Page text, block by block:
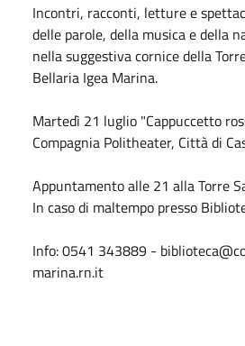
Incontri, racconti, letture e
delle parole, della musica e della
nella suggestiva cornice della
Bellaria Igea Marina.
Martedì 21 luglio "Cappuccetto
Compagnia Politheater, Città di
Appuntamento alle 21 alla Torre
In caso di maltempo presso
Info: 0541 343889 -
marina.rn.it